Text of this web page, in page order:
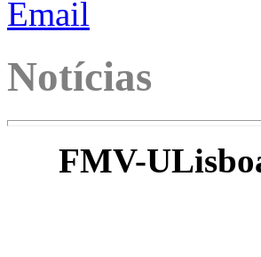
Notícias
FMV-